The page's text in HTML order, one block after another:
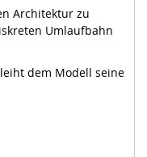
Architektur zu
Umlaufbahn
dem Modell seine